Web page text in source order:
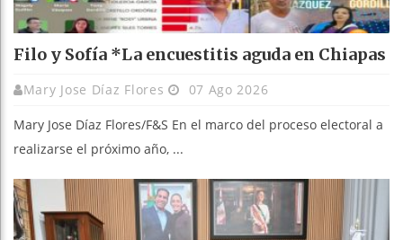
Filo y Sofía *La encuestitis aguda en Chiapas
Mary Jose Díaz Flores 07 Ago 2026
Mary Jose Díaz Flores/F&S En el marco del proceso electoral a
realizarse el próximo año, ...